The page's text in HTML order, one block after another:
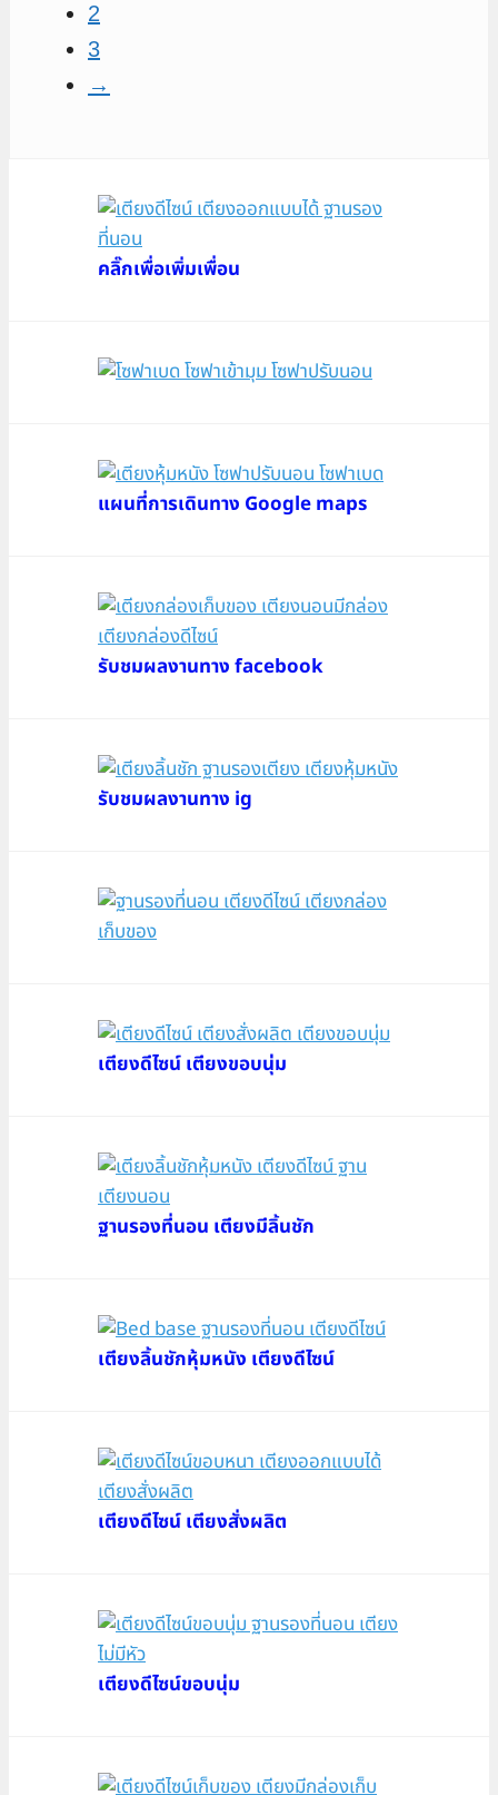
2
3
→
คลิ๊กเพื่อเพิ่มเพื่อน
แผนที่การเดินทาง Google maps
รับชมผลงานทาง facebook
รับชมผลงานทาง ig
เตียงดีไซน์ เตียงขอบนุ่ม
ฐานรองที่นอน เตียงมีลิ้นชัก
เตียงลิ้นชักหุ้มหนัง เตียงดีไซน์
เตียงดีไซน์ เตียงสั่งผลิต
เตียงดีไซน์ขอบนุ่ม